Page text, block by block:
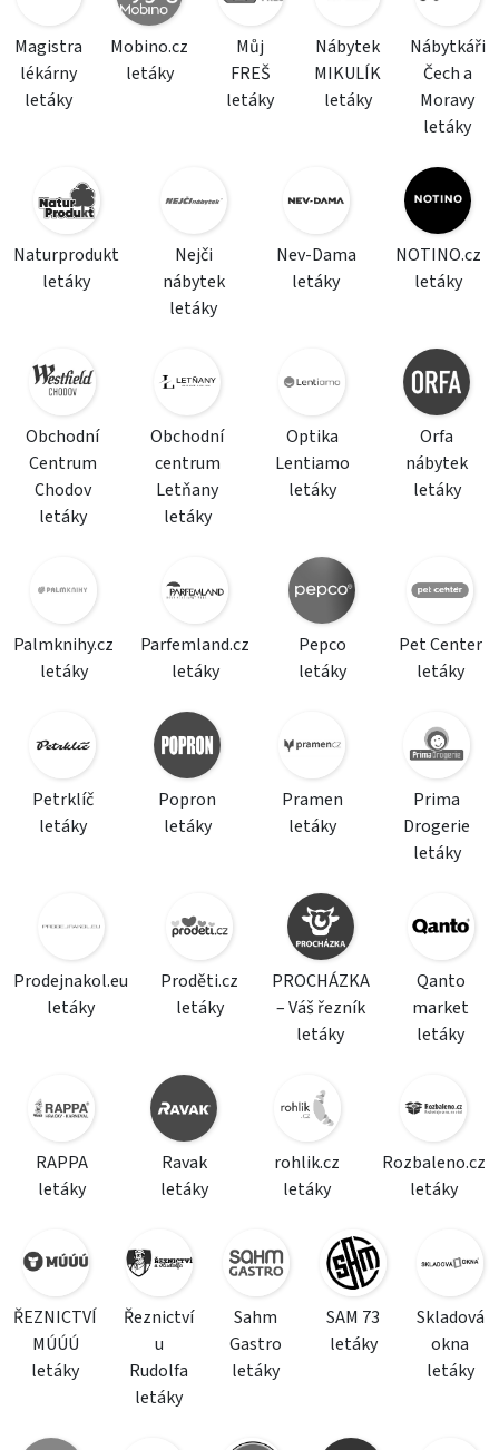
Magistra
lékárny
letáky
Mobino.cz
letáky
Můj
FREŠ
letáky
Nábytek
MIKULÍK
letáky
Nábytkáři
Čech a
Moravy
letáky
Naturprodukt
letáky
Nejči
nábytek
letáky
Nev-Dama
letáky
NOTINO.cz
letáky
Obchodní
Centrum
Chodov
letáky
Obchodní
centrum
Letňany
letáky
Optika
Lentiamo
letáky
Orfa
nábytek
letáky
Palmknihy.cz
letáky
Parfemland.cz
letáky
Pepco
letáky
Pet Center
letáky
Petrklíč
letáky
Popron
letáky
Pramen
letáky
Prima
Drogerie
letáky
Prodejnakol.eu
letáky
Proděti.cz
letáky
PROCHÁZKA
– Váš řezník
letáky
Qanto
market
letáky
RAPPA
letáky
Ravak
letáky
rohlik.cz
letáky
Rozbaleno.cz
letáky
ŘEZNICTVÍ
MÚÚÚ
letáky
Řeznictví
u
Rudolfa
letáky
Sahm
Gastro
letáky
SAM 73
letáky
Skladová
okna
letáky